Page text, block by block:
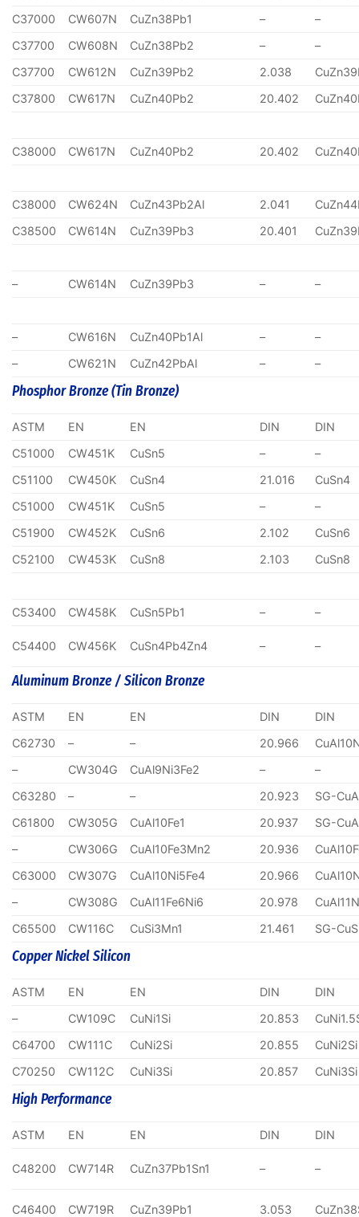
C37000
CW607N CuZn38Pb1 –
–
C37700
CW608N CuZn38Pb2 –
–
C37700
CW612N CuZn39Pb2 2.038
C37800
CW617N CuZn40Pb2 20.402
C38000 CW617N CuZn40Pb2 20.402
C38000 CW624N CuZn43Pb2Al 2.041
C38500
CW614N CuZn39Pb3 20.401
– CW614N CuZn39Pb3 – –
– CW616N CuZn40Pb1Al –
–
–
CW621N CuZn42PbAl – –
Phosphor Bronze (Tin Bronze)
ASTM EN EN DIN
DIN
C51000
CW451K CuSn5 –
–
C51100
CW450K CuSn4 21.016
CuSn4
C51000
CW451K CuSn5 –
–
C51900
CW452K CuSn6 2.102
CuSn6
C52100
CW453K CuSn8 2.103 CuSn8
C53400 CW458K CuSn5Pb1 – –
C54400 CW456K CuSn4Pb4Zn4 – –
Aluminum Bronze / Silicon Bronze
ASTM EN EN DIN
DIN
C62730
– – 20.966
–
CW304G CuAl9Ni3Fe2 –
–
C63280
– – 20.923
SG-
C61800
CW305G CuAl10Fe1 20.937
SG-
–
CW306G CuAl10Fe3Mn2 20.936
C63000
CW307G CuAl10Ni5Fe4 20.966
–
CW308G CuAl11Fe6Ni6 20.978
C65500
CW116C CuSi3Mn1 21.461 SG-
Copper Nickel Silicon
ASTM EN EN DIN
DIN
–
CW109C CuNi1Si 20.853
C64700
CW111C CuNi2Si 20.855
CuNi2Si
C70250
CW112C CuNi3Si 20.857 CuNi3Si
High Performance
ASTM EN EN DIN DIN
C48200 CW714R CuZn37Pb1Sn1 – –
C46400 CW719R CuZn39Pb1 3.053